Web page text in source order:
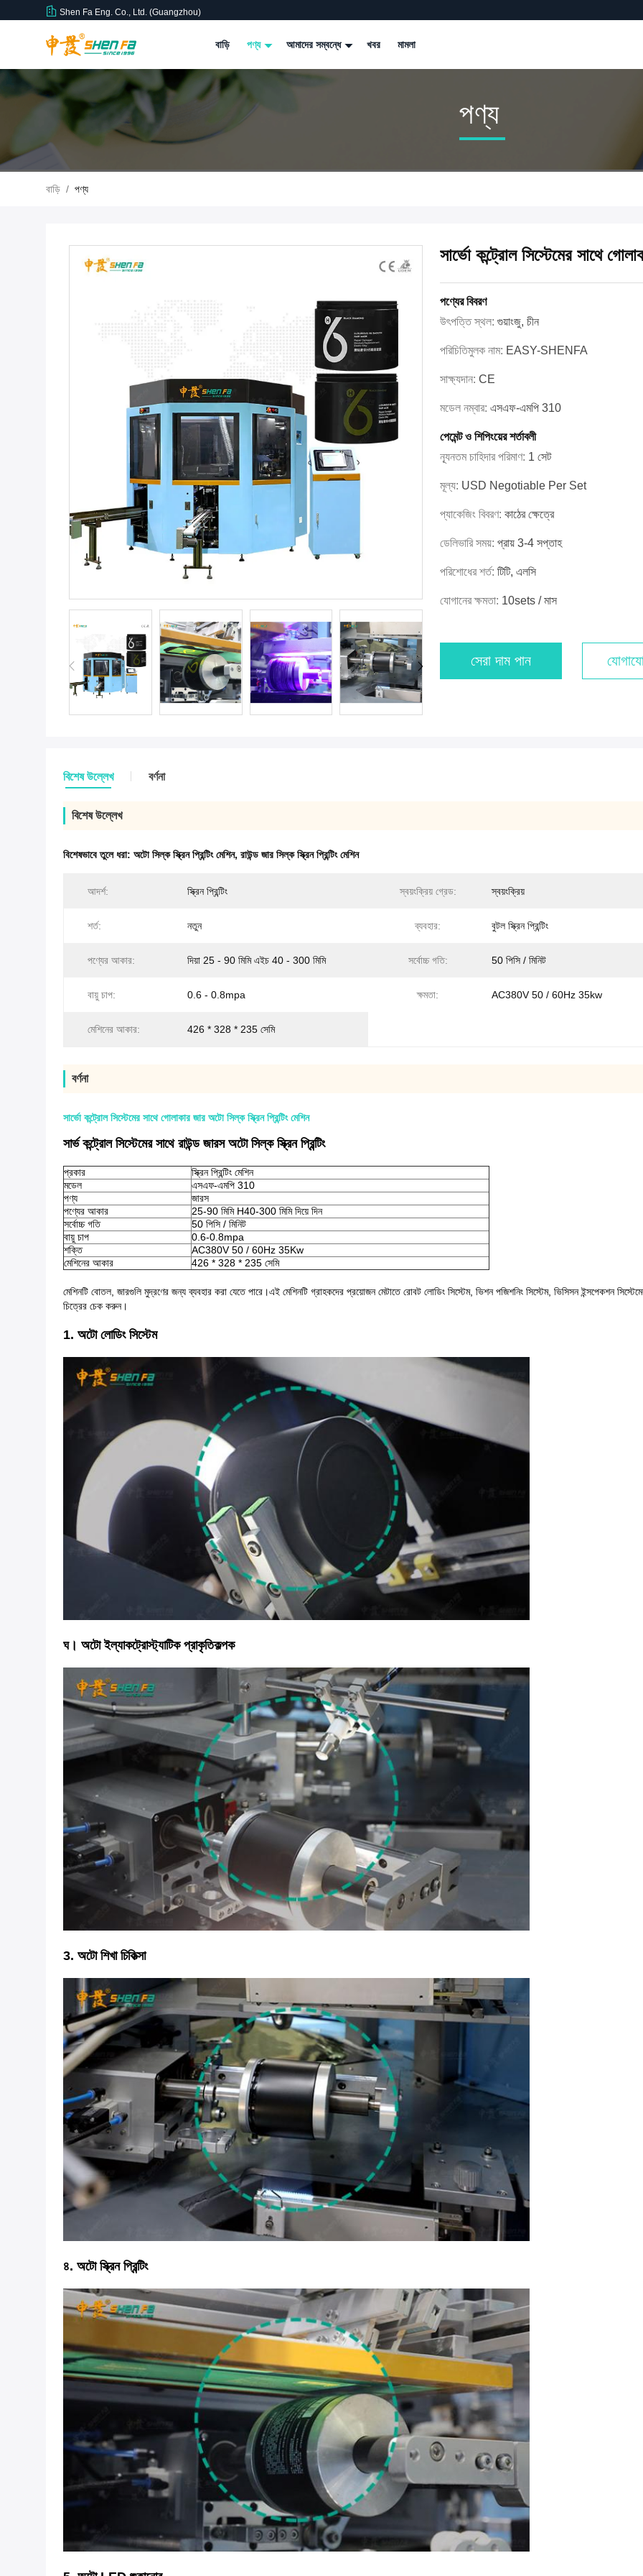
Shen Fa Eng. Co., Ltd. (Guangzhou)
বাড়ি পণ্য আমাদের সম্বন্ধে খবর মামলা
পণ্য
বাড়ি / পণ্য
সার্ভো কন্ট্রোল সিস্টেমের সাথে
পণ্যের বিবরণ
উৎপত্তি স্থল: গুয়াংজু, চীন
পরিচিতিমুলক নাম: EASY-SHENFA
সাক্ষ্যদান: CE
মডেল নম্বার: এসএফ-এমপি 310
পেমেন্ট ও শিপিংয়ের শর্তাবলী
ন্যূনতম চাহিদার পরিমাণ: 1 সেট
মূল্য: USD Negotiable Per Set
প্যাকেজিং বিবরণ: কাঠের ক্ষেত্রে
ডেলিভারি সময়: প্রায় 3-4 সপ্তাহ
পরিশোধের শর্ত: টিটি, এলসি
যোগানের ক্ষমতা: 10sets / মাস
সেরা দাম পান
বিশেষ উল্লেখ বর্ণনা
বিশেষ উল্লেখ
বিশেষভাবে তুলে ধরা: অটো সিল্ক স্ক্রিন প্রিন্টিং মেশিন, রাউন্ড জার সিল্ক স্ক্রিন প্রিন্টিং মেশিন
আদর্শ: স্ক্রিন প্রিন্টিং স্বয়ংক্রিয় গ্রেড: স্বয়ংক্রিয়
শর্ত: নতুন ব্যবহার: বুটল স্ক্রিন প্রিন্টিং
পণ্যের আকার: দিয়া 25 - 90 মিমি এইচ 40 - 300 মিমি সর্বোচ্চ গতি: 50 পিসি / মিনিট
বায়ু চাপ: 0.6 - 0.8mpa ক্ষমতা: AC380V 50 / 60Hz 35kw
মেশিনের আকার: 426 * 328 * 235 সেমি
বর্ণনা
সার্ভো কন্ট্রোল সিস্টেমের সাথে গোলাকার জার অটো সিল্ক স্ক্রিন প্রিন্টিং মেশিন
সার্ভ কন্ট্রোল সিস্টেমের সাথে রাউন্ড জারস অটো সিল্ক স্ক্রিন প্রিন্টিং
প্রকার
স্ক্রিন প্রিন্টিং মেশিন
মডেল
এসএফ-এমপি 310
পণ্য
জারস
পণ্যের আকার
25-90 মিমি H40-300 মিমি দিয়ে দিন
সর্বোচ্চ গতি
50 পিসি / মিনিট
বায়ু চাপ
0.6-0.8mpa
শক্তি
AC380V 50 / 60Hz 35Kw
মেশিনের আকার
426 * 328 * 235 সেমি
মেশিনটি বোতল, জারগুলি মুদ্রণের জন্য ব্যবহার করা যেতে পারে।এই মেশিনটি গ্রাহকদের প্রয়োজন মেটাতে রোবট লোডিং সিস্টেম, ভিশন পজিশনিং সিস্টেম, ভিসিসন ইন্সপেকশন
চিত্রের চেক করুন।
1. অটো লোডিং সিস্টেম
ঘ। অটো ইল্যাকট্রোস্ট্যাটিক প্রাকৃতিকল্পক
3. অটো শিখা চিকিত্সা
৪. অটো স্ক্রিন প্রিন্টিং